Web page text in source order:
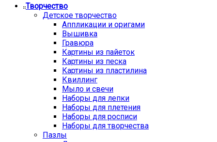
Творчество
Детское творчество
Аппликации и оригами
Вышивка
Гравюра
Картины из пайеток
Картины из песка
Картины из пластилина
Квиллинг
Мыло и свечи
Наборы для лепки
Наборы для плетения
Наборы для росписи
Наборы для творчества
Пазлы